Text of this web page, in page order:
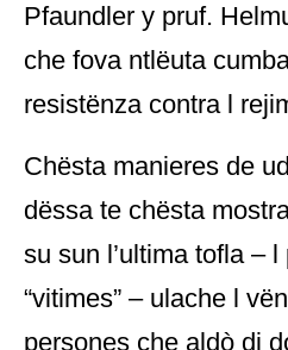
Pfaundler y pruf.
che fova ntlëuta
resistënza contra l
Chësta manieres de
dëssa te chësta
su sun l’ultima tofla – l
“vitimes” – ulache l
persones che aldò di